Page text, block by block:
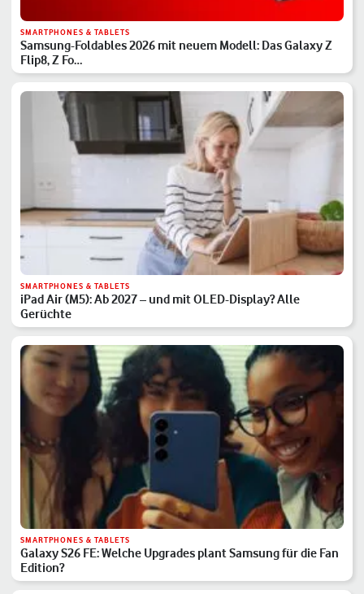
SMARTPHONES & TABLETS
Samsung-Foldables 2026 mit neuem Modell: Das Galaxy Z
Flip8, Z Fo…
SMARTPHONES & TABLETS
iPad Air (M5): Ab 2027 – und mit OLED-Display? Alle
Gerüchte
SMARTPHONES & TABLETS
Galaxy S26 FE: Welche Upgrades plant Samsung für die Fan
Edition?